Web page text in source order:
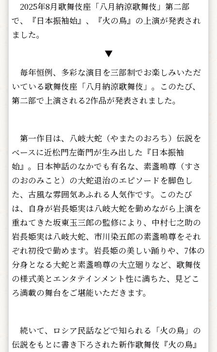
2025年8月歌舞伎座「八月納涼歌舞伎」第二部
で、『日本振袖始』、『火の鳥』の上演が発表され
ました。
▼
毎年恒例、多彩な演目を三部制でお楽しみいただ
いている歌舞伎座「八月納涼歌舞伎」。このたび、
第二部で上演される2作品が発表されました。
第一作目は、八岐大蛇（やまたのおろち）伝説を
ベースに近松門左衛門が生み出した『日本振袖
始』。日本神話のなかでも有名な、素盞嗚尊（すさ
のおのみこと）の大蛇退治のエピソードを脚色し
た、古風な雰囲気あふれる人気作です。このたび
は、自身が岩長姫実は八岐大蛇を勤めながら上演を
重ねてきた坂東玉三郎の監修により、中村七之助の
岩長姫実は八岐大蛇、市川染五郎の素盞嗚尊をそれ
ぞれ初役で勤めます。岩長姫の美しい踊りや、7体の
分身となる大蛇と素盞嗚尊の大立廻りなど、歌舞伎
の様式美とエンタテインメント性に満ちた、見どこ
ろ満載の舞台をご堪能いただきます。
続いて、ロシア民話などで知られる「火の鳥」の
伝説をもとに書き下ろされた新作歌舞伎『火の鳥』